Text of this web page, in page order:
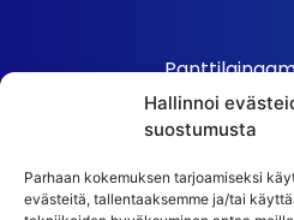
Hallinnoi
suostumusta
Parhaan kokemuksen tarjoamiseksi
evästeitä, tallentaaksemme ja/tai
Autopantin